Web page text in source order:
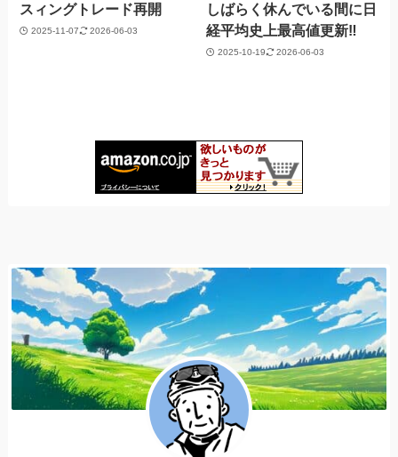
スィングトレード再開
2025-11-07 2026-06-03
しばらく休んでいる間に日
経平均史上最高値更新‼️
2025-10-19 2026-06-03